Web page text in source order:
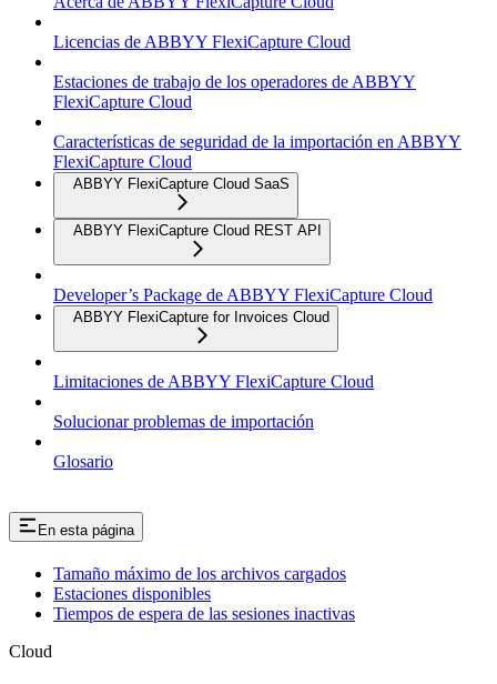
Licencias de ABBYY FlexiCapture Cloud
Estaciones de trabajo de los operadores de ABBYY
FlexiCapture Cloud
Características de seguridad de la importación en ABBYY
FlexiCapture Cloud
ABBYY FlexiCapture Cloud SaaS
ABBYY FlexiCapture Cloud REST API
Developer’s Package de ABBYY FlexiCapture Cloud
ABBYY FlexiCapture for Invoices Cloud
Limitaciones de ABBYY FlexiCapture Cloud
Solucionar problemas de importación
Glosario
En esta página
Tamaño máximo de los archivos cargados
Estaciones disponibles
Tiempos de espera de las sesiones inactivas
Cloud